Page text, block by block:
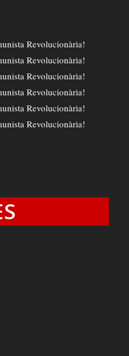
Revolucionària!
Revolucionària!
Revolucionària!
Revolucionària!
Revolucionària!
Revolucionària!